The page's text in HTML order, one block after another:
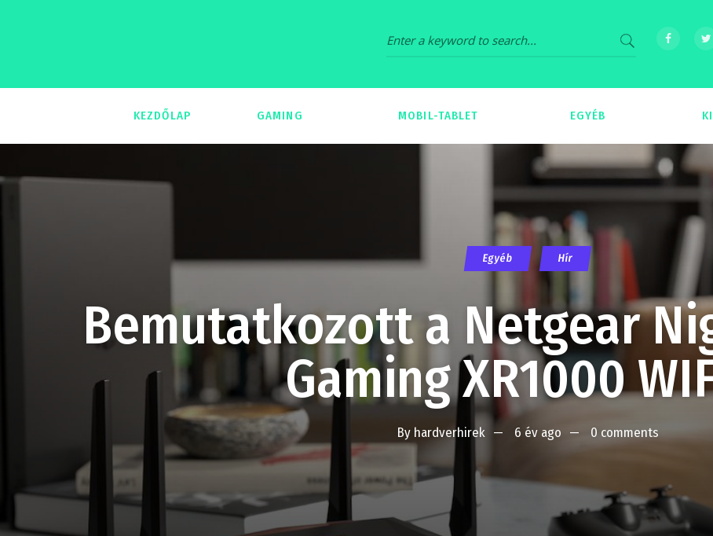
KEZDŐLAP GAMING MOBIL-TABLET EGYÉB
Egyéb Hír
Bemutatkozott a Netgear
Gaming XR1000
By hardverhirek 6 év ago 0 comments